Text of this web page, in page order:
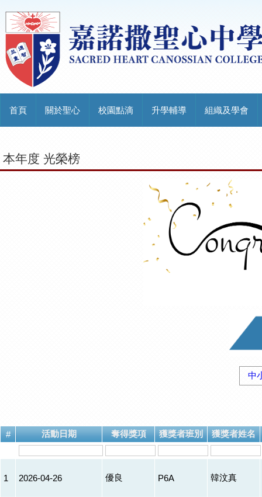
首頁 關於聖心 校園點滴 升學輔導 組織及學會
本年度 光榮榜
中
# 活動日期 奪得獎項 獲獎者班別 獲獎者姓名
1 2026-04-26 優良 P6A 韓汶真